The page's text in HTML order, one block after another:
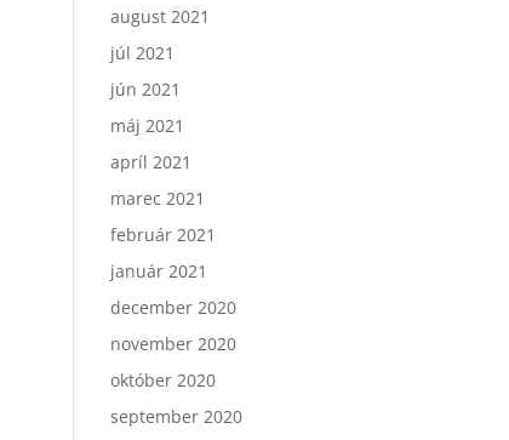
august 2021
júl 2021
jún 2021
máj 2021
apríl 2021
marec 2021
február 2021
január 2021
december 2020
november 2020
október 2020
september 2020